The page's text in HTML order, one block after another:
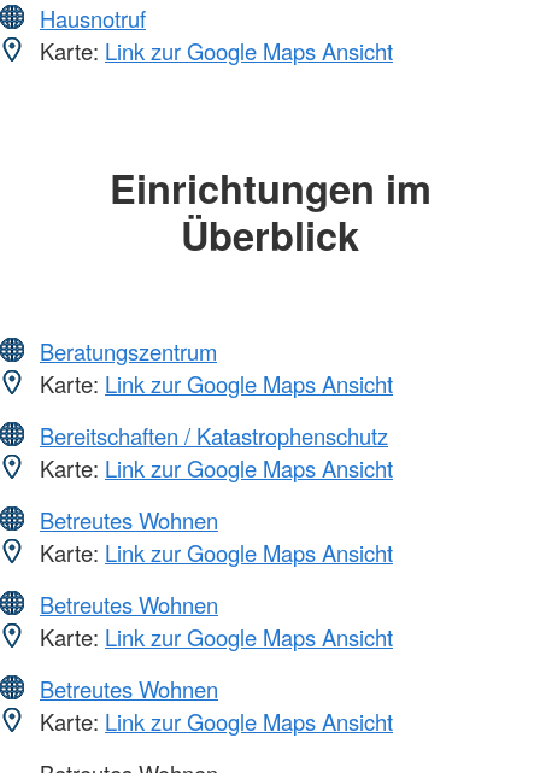
Hausnotruf
Karte: Link zur Google Maps Ansicht
Einrichtungen im
Überblick
Beratungszentrum
Karte: Link zur Google Maps Ansicht
Bereitschaften / Katastrophenschutz
Karte: Link zur Google Maps Ansicht
Betreutes Wohnen
Karte: Link zur Google Maps Ansicht
Betreutes Wohnen
Karte: Link zur Google Maps Ansicht
Betreutes Wohnen
Karte: Link zur Google Maps Ansicht